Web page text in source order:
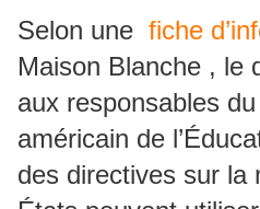
Selon une fiche
Maison Blanche , le
aux responsables
américain de
des directives sur la